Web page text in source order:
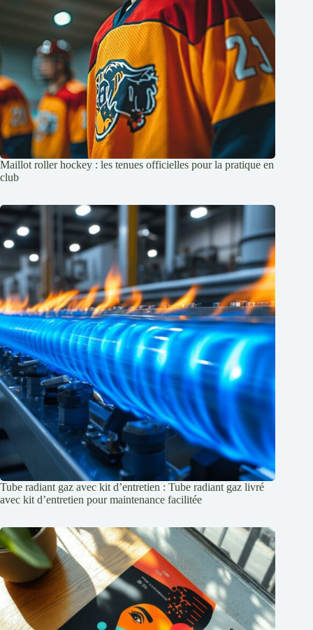
Maillot roller hockey : les tenues officielles pour la pratique en
club
Tube radiant gaz avec kit d’entretien : Tube radiant gaz livré
avec kit d’entretien pour maintenance facilitée